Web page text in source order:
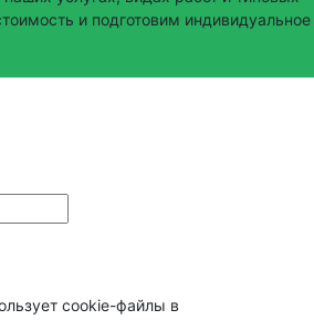
и подготовим индивидуальное
cookie-файлы в